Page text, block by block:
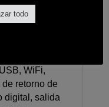
Virtual:X,
Atmos, Dolby
WiFi,
retorno de
digital, salida
todo